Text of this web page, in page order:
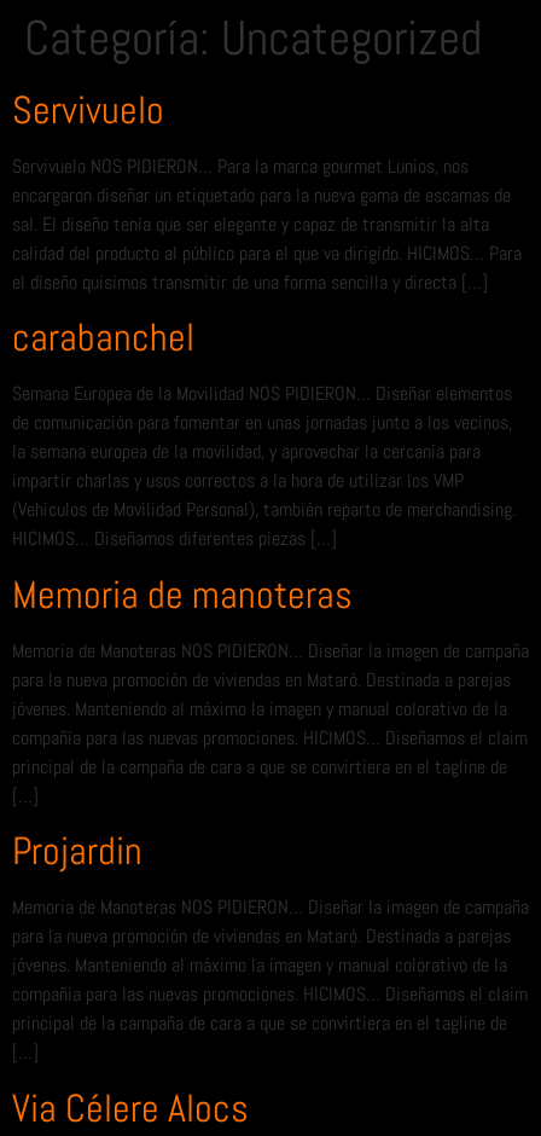
Categoría: Uncategorized
Servivuelo
Servivuelo NOS PIDIERON… Para la marca gourmet Lunios, nos
encargaron diseñar un etiquetado para la nueva gama de escamas de
sal. El diseño tenía que ser elegante y capaz de transmitir la alta
calidad del producto al público para el que va dirigido. HICIMOS… Para
el diseño quisimos transmitir de una forma sencilla y directa […]
carabanchel
Semana Europea de la Movilidad NOS PIDIERON… Diseñar elementos
de comunicación para fomentar en unas jornadas junto a los vecinos,
la semana europea de la movilidad, y aprovechar la cercanía para
impartir charlas y usos correctos a la hora de utilizar los VMP
(Vehículos de Movilidad Personal), también reparto de merchandising.
HICIMOS… Diseñamos diferentes piezas […]
Memoria de manoteras
Memoria de Manoteras NOS PIDIERON… Diseñar la imagen de campaña
para la nueva promoción de viviendas en Mataró. Destinada a parejas
jóvenes. Manteniendo al máximo la imagen y manual colorativo de la
compañía para las nuevas promociones. HICIMOS… Diseñamos el claim
principal de la campaña de cara a que se convirtiera en el tagline de
[…]
Projardin
Memoria de Manoteras NOS PIDIERON… Diseñar la imagen de campaña
para la nueva promoción de viviendas en Mataró. Destinada a parejas
jóvenes. Manteniendo al máximo la imagen y manual colorativo de la
compañía para las nuevas promociones. HICIMOS… Diseñamos el claim
principal de la campaña de cara a que se convirtiera en el tagline de
[…]
Via Célere Alocs